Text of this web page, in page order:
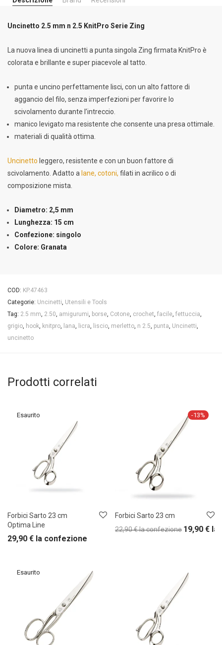
Uncinetto 2.5 mm n 2.5 KnitPro Serie Zing
La nuova linea di uncinetti a punta singola Zing firmata KnitPro è
colorata e brillante e super piacevole al tatto.
punta e uncino perfettamente lisci, con un alto fattore di
aggancio del filo, senza imperfezioni per favorire lo
scivolamento durante l’intreccio.
manico levigato ma resistente che consente una presa ottimale.
materiali di qualità ottima.
Uncinetto leggero, resistente e con un buon fattore di
scivolamento. Adatto a lane, cotoni, filati in acrilico o di
composizione mista.
Diametro: 2,5 mm
Lunghezza: 15 cm
Confezione: singolo
Colore: Granata
COD: KP.47463
Categorie: Uncinetti, Utensili e Tools
Tag: 2.5 mm, 2.50, amigurumi, borse, Cotone, crochet, facile, fettuccia,
grigio, hook, knitpro, lana, licra, liscio, merletto, n 2.5, punta, Uncinetti,
uncinetto
Prodotti correlati
Forbici Sarto 23 cm
Optima Line
29,90 € la confezione
-13%
Forbici Sarto 23 cm
22,90€la confezione 19,90 € la